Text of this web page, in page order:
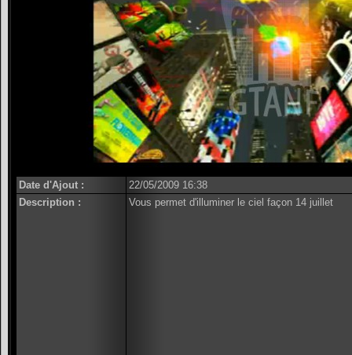
Date d'Ajout :
22/05/2009 16:38
Description :
Vous permet d'illuminer le ciel façon 14 juillet